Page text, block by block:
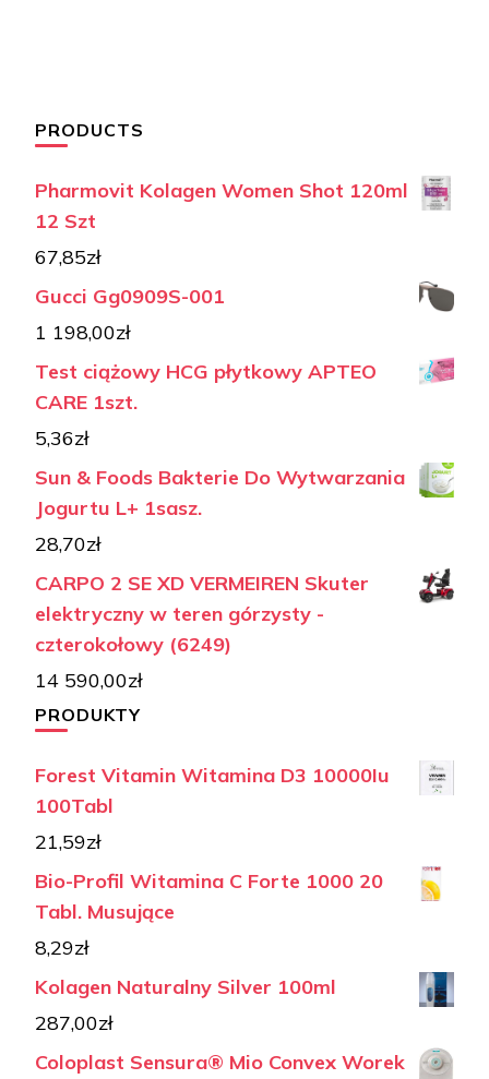
PRODUCTS
Pharmovit Kolagen Women Shot 120ml
12 Szt
67,85zł
Gucci Gg0909S-001
1 198,00zł
Test ciążowy HCG płytkowy APTEO
CARE 1szt.
5,36zł
Sun & Foods Bakterie Do Wytwarzania
Jogurtu L+ 1sasz.
28,70zł
CARPO 2 SE XD VERMEIREN Skuter
elektryczny w teren górzysty -
czterokołowy (6249)
14 590,00zł
PRODUKTY
Forest Vitamin Witamina D3 10000Iu
100Tabl
21,59zł
Bio-Profil Witamina C Forte 1000 20
Tabl. Musujące
8,29zł
Kolagen Naturalny Silver 100ml
287,00zł
Coloplast Sensura® Mio Convex Worek